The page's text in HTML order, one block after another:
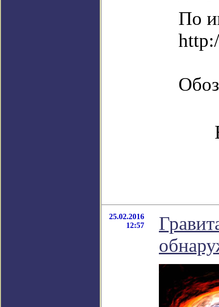
По
25.02.2016
12:57